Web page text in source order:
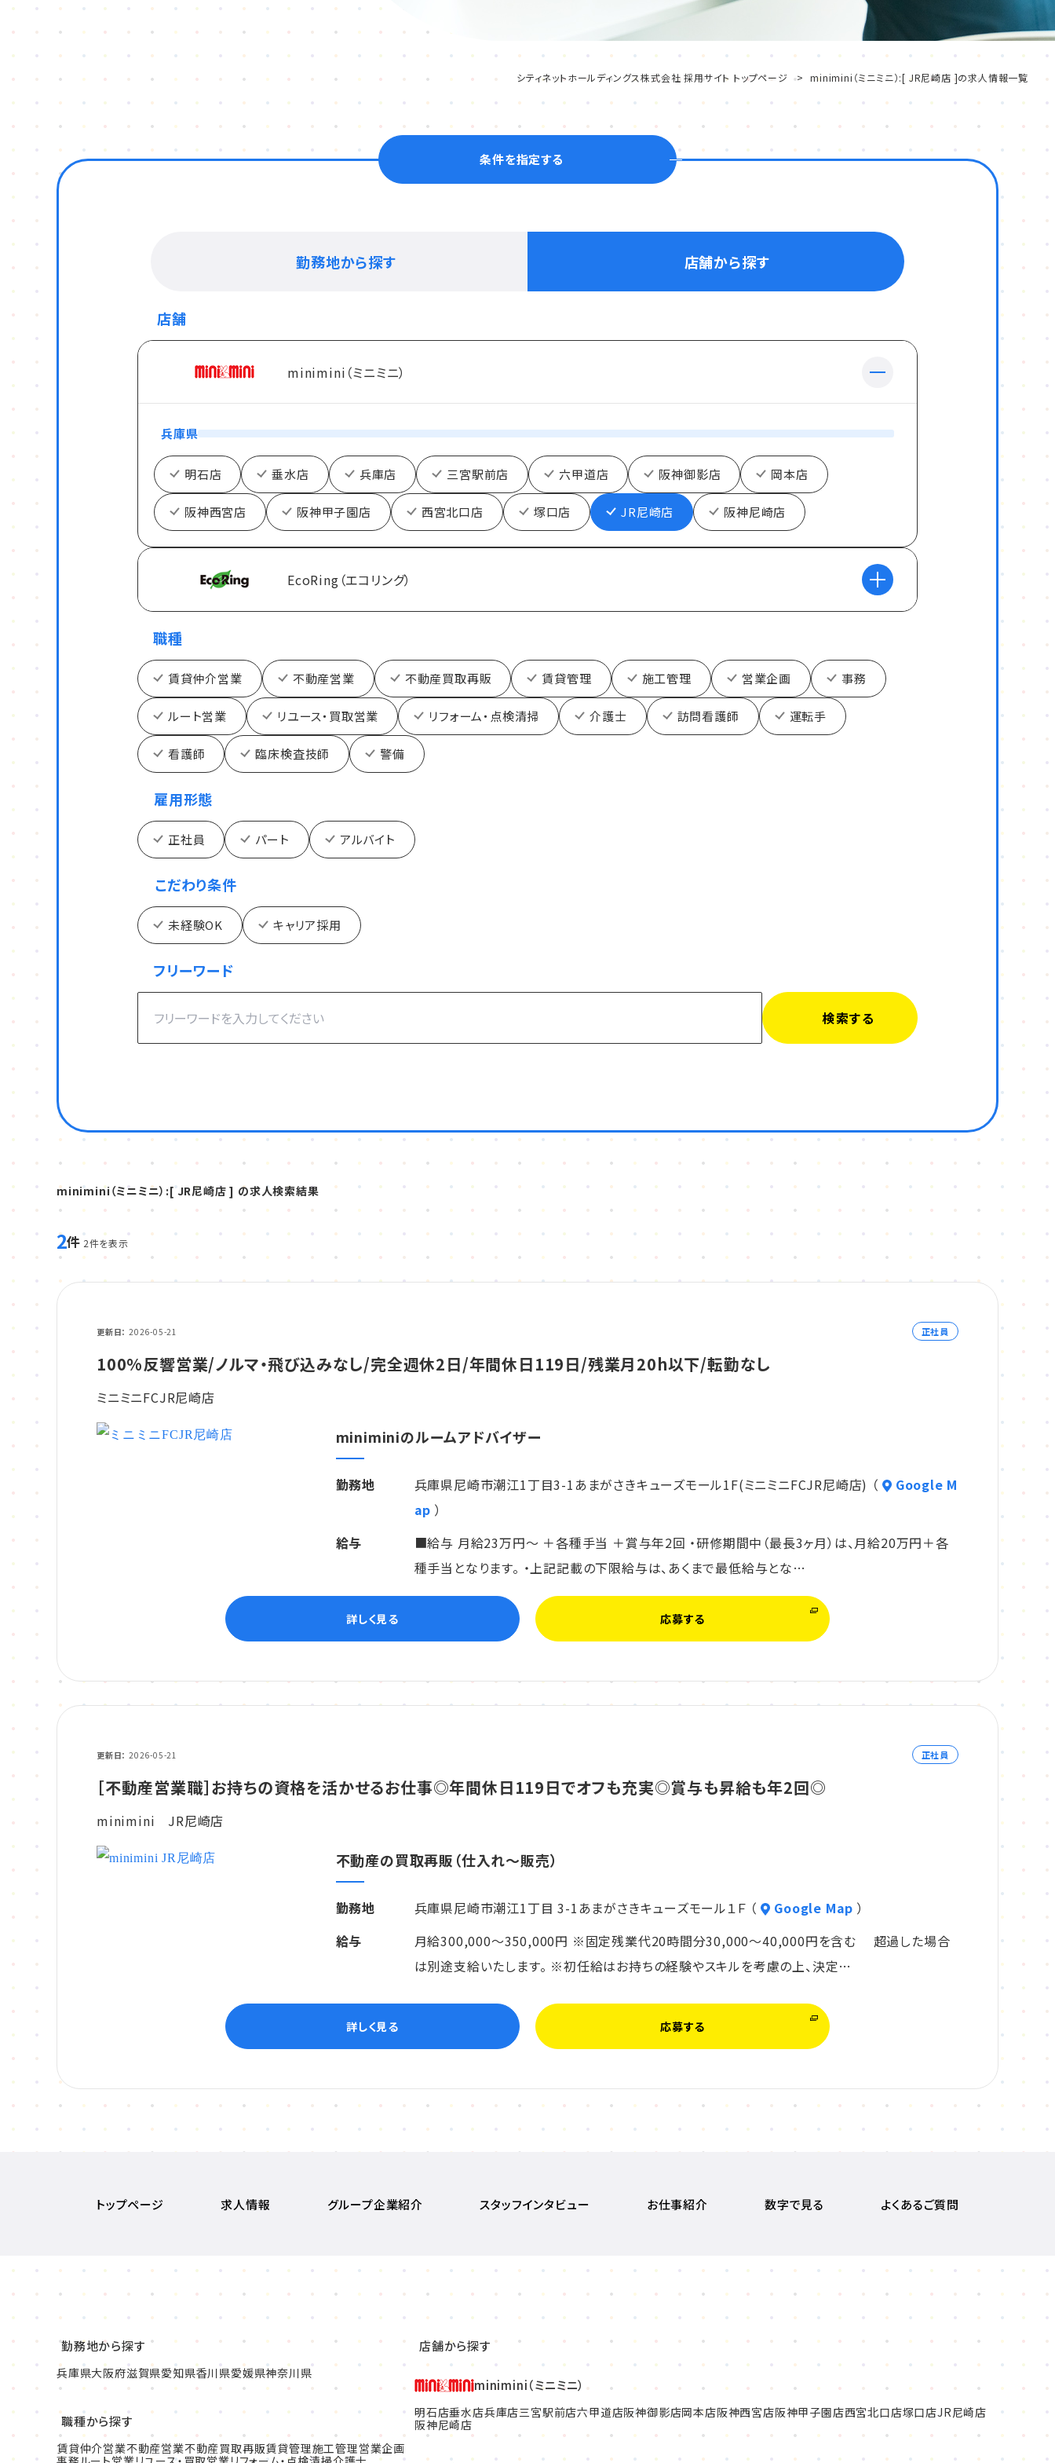
シティネットホールディングス株式会社 採用サイト トップページ minimini（ミニミニ）:[ JR尼崎店 ]の求人情報一覧
条件を指定する
勤務地から探す 店舗から探す
店舗
minimini（ミニミニ）
兵庫県
明石店 垂水店 兵庫店 三宮駅前店 六甲道店 阪神御影店 岡本店
阪神西宮店 阪神甲子園店 西宮北口店 塚口店 JR尼崎店 阪神尼崎店
EcoRing（エコリング）
職種
賃貸仲介営業 不動産営業 不動産買取再販 賃貸管理 施工管理 営業企画 事務
ルート営業 リユース・買取営業 リフォーム・点検清掃 介護士 訪問看護師 運転手
看護師 臨床検査技師 警備
雇用形態
正社員 パート アルバイト
こだわり条件
未経験OK キャリア採用
フリーワード
minimini（ミニミニ）:[ JR尼崎店 ] の求人検索結果
2件 2件を表示
更新日 2026-05-21 正社員
100%反響営業/ノルマ・飛び込みなし/完全週休2日/年間休日119日/残業月20h以下/転勤なし
ミニミニFCJR尼崎店
miniminiのルームアドバイザー
勤務地 兵庫県尼崎市潮江1丁目3-1あまがさきキューズモール1F(ミニミニFCJR尼崎店) （
Google M
ap ）
給与
■給与 月給23万円～ ＋各種手当 ＋賞与年2回 ・研修期間中（最長3ヶ月）は、月給20万円＋各
種手当となります。 ・上記記載の下限給与は、あくまで最低給与とな…
詳しく見る 応募する
更新日 2026-05-21 正社員
［不動産営業職］お持ちの資格を活かせるお仕事◎年間休日119日でオフも充実◎賞与も昇給も年2回◎
minimini JR尼崎店
不動産の買取再販（仕入れ～販売）
勤務地 兵庫県尼崎市潮江1丁目 3-1あまがさきキューズモール１Ｆ （ Google Map ）
給与
月給300,000～350,000円 ※固定残業代20時間分30,000～40,000円を含む 超過した場合
は別途支給いたします。 ※初任給はお持ちの経験やスキルを考慮の上、決定…
詳しく見る 応募する
トップページ 求人情報 グループ企業紹介 スタッフインタビュー お仕事紹介 数字で見る よくあるご質問
勤務地から探す
兵庫県大阪府滋賀県愛知県香川県愛媛県神奈川県
職種から探す
賃貸仲介営業不動産営業不動産買取再販賃貸管理施工管理営業企画
店舗から探す
minimini（ミニミニ）
明石店垂水店兵庫店三宮駅前店六甲道店阪神御影店岡本店阪神西宮店阪神甲子園店西宮北口店塚口店JR尼崎店
阪神尼崎店